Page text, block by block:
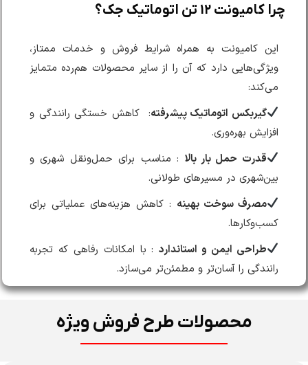
چرا کامیونت ۱۲ تن اتوماتیک جک؟
این کامیونت به همراه شرایط فروش و خدمات ممتاز،
ویژگی‌هایی دارد که آن را از سایر محصولات هم‌رده متمایز
می‌کند:
گیربکس اتوماتیک پیشرفته: کاهش خستگی رانندگی و
افزایش بهره‌وری.
قدرت حمل بار بالا : مناسب برای حمل‌ونقل شهری و
بین‌شهری در مسیرهای طولانی.
مصرف سوخت بهینه : کاهش هزینه‌های عملیاتی برای
کسب‌وکارها.
طراحی ایمن و استاندارد: با امکانات رفاهی که تجربه
رانندگی را آسان‌تر و مطمئن‌تر می‌سازد.
محصولات طرح فروش ویژه